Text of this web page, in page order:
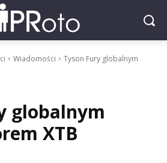
Wiadomości
Tyson Fury globalnym
globalnym
XTB